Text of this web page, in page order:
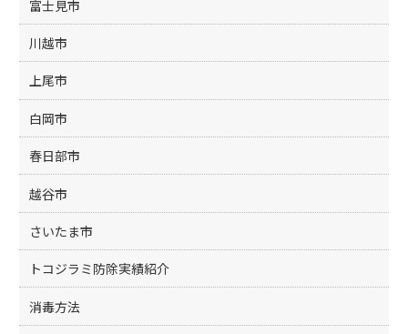
富士見市
川越市
上尾市
白岡市
春日部市
越谷市
さいたま市
トコジラミ防除実績紹介
消毒方法